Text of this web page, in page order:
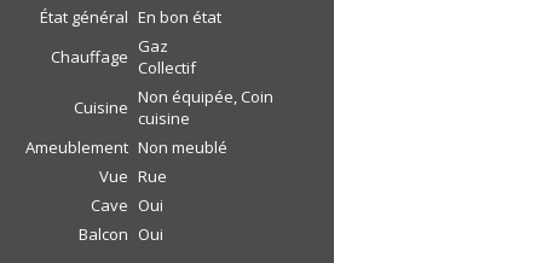
État général En bon état
Chauffage Gaz
Collectif
Cuisine Non équipée, Coin
cuisine
Ameublement Non meublé
Vue Rue
Cave Oui
Balcon Oui